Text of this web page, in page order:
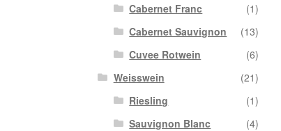
Cabernet Franc
(1)
Cabernet Sauvignon
(13)
Cuvee Rotwein
(6)
Weisswein
(21)
Riesling
(1)
Sauvignon Blanc
(4)